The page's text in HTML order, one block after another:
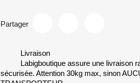
Partager
Livraison
Labigboutique assure une livraison
sécurisée. Attention 30kg max, sinon